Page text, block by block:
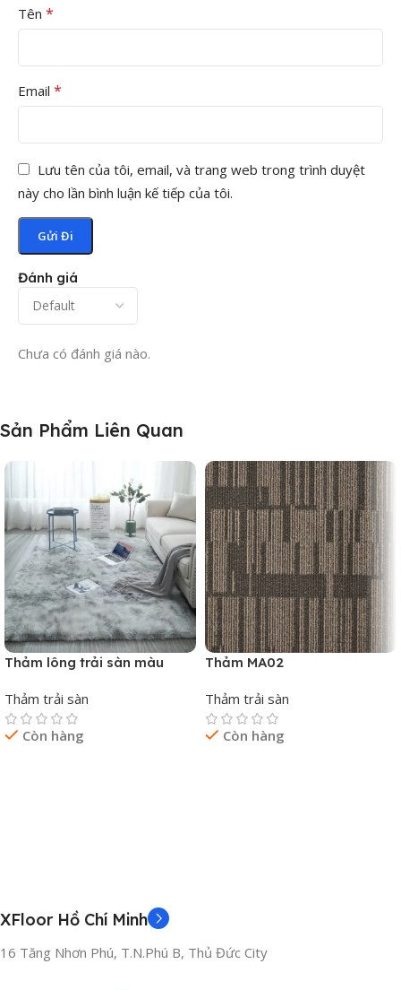
bền vượt trội trong quá trình sử dụng lâu dài.
chuyên nghiệp trong lĩnh vực thảm trải sàn, thảm tấm, sàn
nhựa, sàn vinyl cao cấp.
Đánh giá
Chưa có đánh giá nào.
Tên *
Email *
Lưu tên của tôi, email, và trang web trong trình duyệt
này cho lần bình luận kế tiếp của tôi.
Sản Phẩm Liên Quan
Thảm lông trải sàn màu
Thảm trải sàn
Còn hàng
Thảm MA02
Thảm trải sàn
Còn hàng
XFloor Hồ Chí Minh
16 Tăng Nhơn Phú, T.N.Phú B, Thủ Đức City